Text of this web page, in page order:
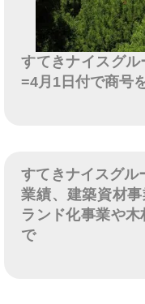
すてきナイスグ
=4月1日付で商号
すてきナイスグル
業績、建築資材
ランド化事業や
で